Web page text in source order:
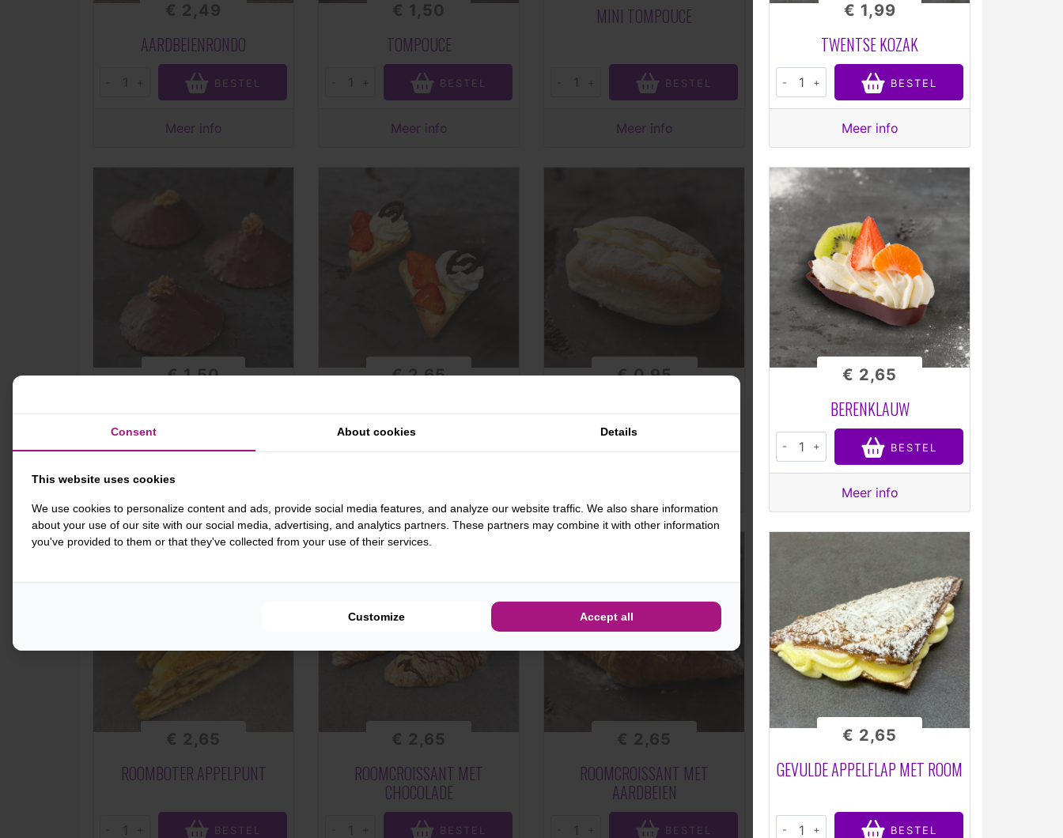
AARDBEIENRONDO
€ 2,49
+ BESTEL
Meer info
TOMPOUCE
€ 1,50
+ BESTEL
Meer info
MINI TOMPOUCE
+ BESTEL
Meer info
TWENTSE KOZAK
€ 1,99
- + BESTEL
Meer info
MOKKA OBLICE
€ 1,50
BESTEL
HARTENVLAAITJE
€ 2,65
XXL PUDDINGBROODJE
€ 0,95
BERENKLAUW
€ 2,65
- + BESTEL
Meer info
ROOMBOTER APPELPUNT
€ 2,65
+ BESTEL
ROOMCROISSANT MET
CHOCOLADE
€ 2,65
+ BESTEL
ROOMCROISSANT MET
AARDBEIEN
€ 2,65
+ BESTEL
GEVULDE APPELFLAP MET ROOM
€ 2,65
- + BESTEL
Consent About cookies Details
This website uses cookies
We use cookies to personalize content and ads, provide social media features, and analyze our website traffic. We also share information
about your use of our site with our social media, advertising, and analytics partners. These partners may combine it with other information
you've provided to them or that they've collected from your use of their services.
Customize Accept all